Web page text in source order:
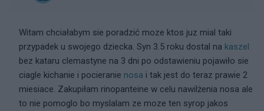
Witam chciałabym sie poradzić moze ktos juz mial taki
przypadek u swojego dziecka. Syn 3.5 roku dostal na kaszel
bez kataru clemastyne na 3 dni po odstawieniu pojawiło sie
ciagle kichanie i pocieranie nosa i tak jest do teraz prawie 2
miesiace. Zakupiłam rinopanteine w celu nawilżenia nosa ale
to nie pomoglo bo myslalam ze moze ten syrop jakos